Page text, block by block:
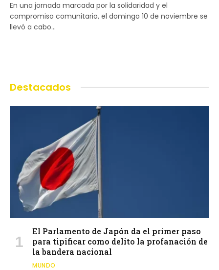
En una jornada marcada por la solidaridad y el
compromiso comunitario, el domingo 10 de noviembre se
llevó a cabo…
Destacados
El Parlamento de Japón da el primer paso
para tipificar como delito la profanación de
la bandera nacional
MUNDO